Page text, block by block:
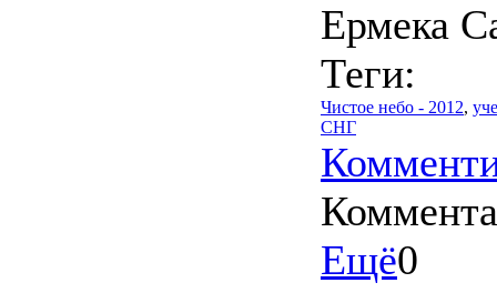
Ермека
Теги:
Чистое небо - 2012,
СНГ
Ещё0